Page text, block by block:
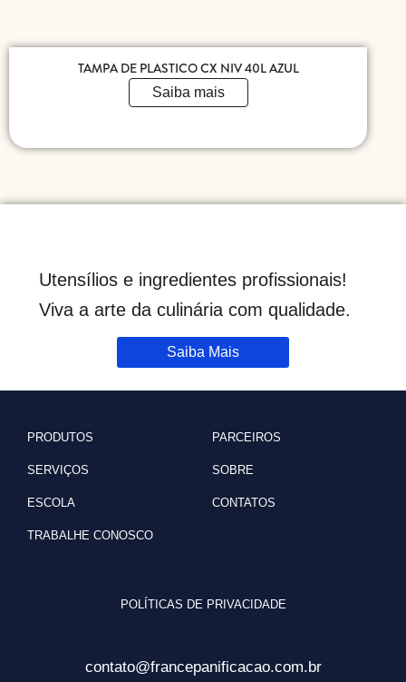
TAMPA DE PLASTICO CX NIV 40L AZUL
Saiba mais
Utensílios e ingredientes profissionais!
Viva a arte da culinária com qualidade.
Saiba Mais
PRODUTOS
SERVIÇOS
ESCOLA
TRABALHE CONOSCO
PARCEIROS
SOBRE
CONTATOS
POLÍTICAS DE PRIVACIDADE
contato@francepanificacao.com.br